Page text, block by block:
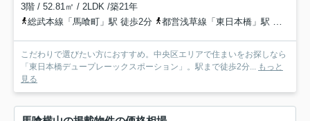
3階 / 52.81㎡ / 2LDK /築21年
総武本線「馬喰町」駅 徒歩2分
都営浅草線「東日本橋」駅 徒歩3分
こだわりで選びたい方におすすめ。中央区エリアで住まいをお探しなら
「東日本橋デュープレーックスポーション」。駅まで徒歩2分... もっと
見る